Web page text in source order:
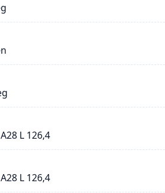
L 126,4
L 126,4